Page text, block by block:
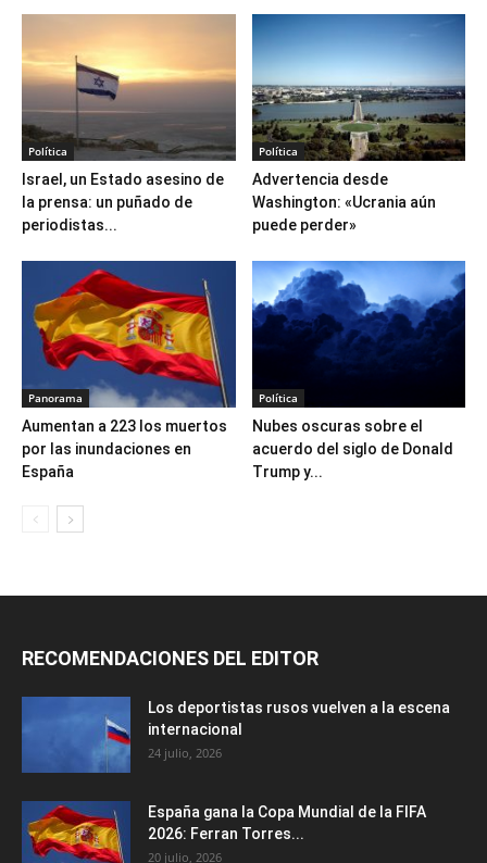
Política
Israel, un Estado asesino de
la prensa: un puñado de
periodistas...
Política
Advertencia desde
Washington: «Ucrania aún
puede perder»
Panorama
Aumentan a 223 los muertos
por las inundaciones en
España
Política
Nubes oscuras sobre el
acuerdo del siglo de Donald
Trump y...
RECOMENDACIONES DEL EDITOR
Los deportistas rusos vuelven a la escena
internacional
24 julio, 2026
España gana la Copa Mundial de la FIFA
2026: Ferran Torres...
20 julio, 2026